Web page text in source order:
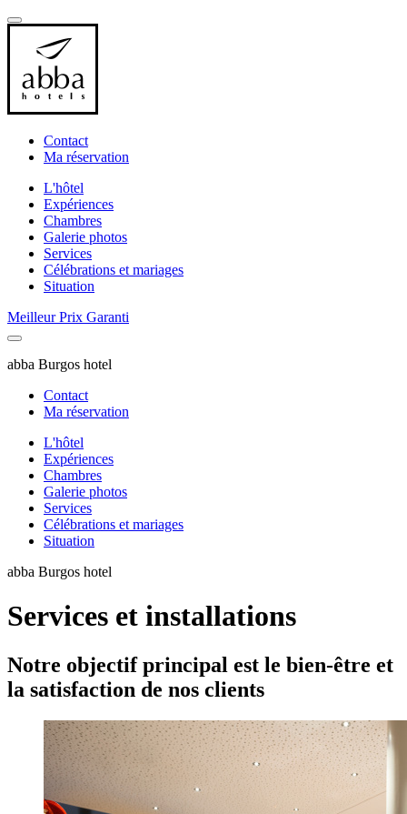
Contact
Ma réservation
L'hôtel
Expériences
Chambres
Galerie photos
Services
Célébrations et mariages
Situation
Meilleur Prix Garanti
abba Burgos hotel
Contact
Ma réservation
L'hôtel
Expériences
Chambres
Galerie photos
Services
Célébrations et mariages
Situation
abba Burgos hotel
Services et installations
Notre objectif principal est le bien-être et
la satisfaction de nos clients